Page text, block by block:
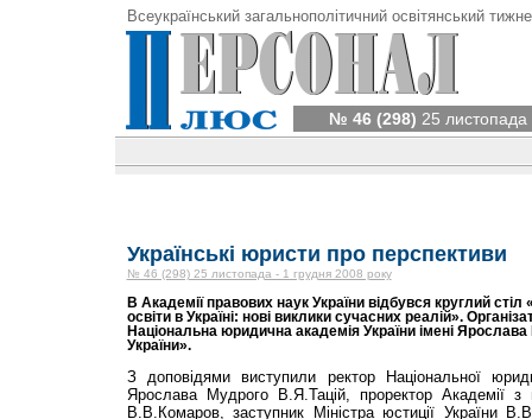
Всеукраїнський загальнополітичний освітянський
№ 46 (298) 25
Українські юристи про перспективи
№ 46 (298) 25 листопада - 1 грудня 2008 року
В Академії правових наук України відбувся круглий
освіти в Україні: нові виклики сучасних реалій».
Національна юридична академія України імені
України».
З доповідями виступили ректор Національної
Ярослава Мудрого В.Я.Тацій, проректор Академії з
В.В.Комаров, заступник Міністра юстиції України